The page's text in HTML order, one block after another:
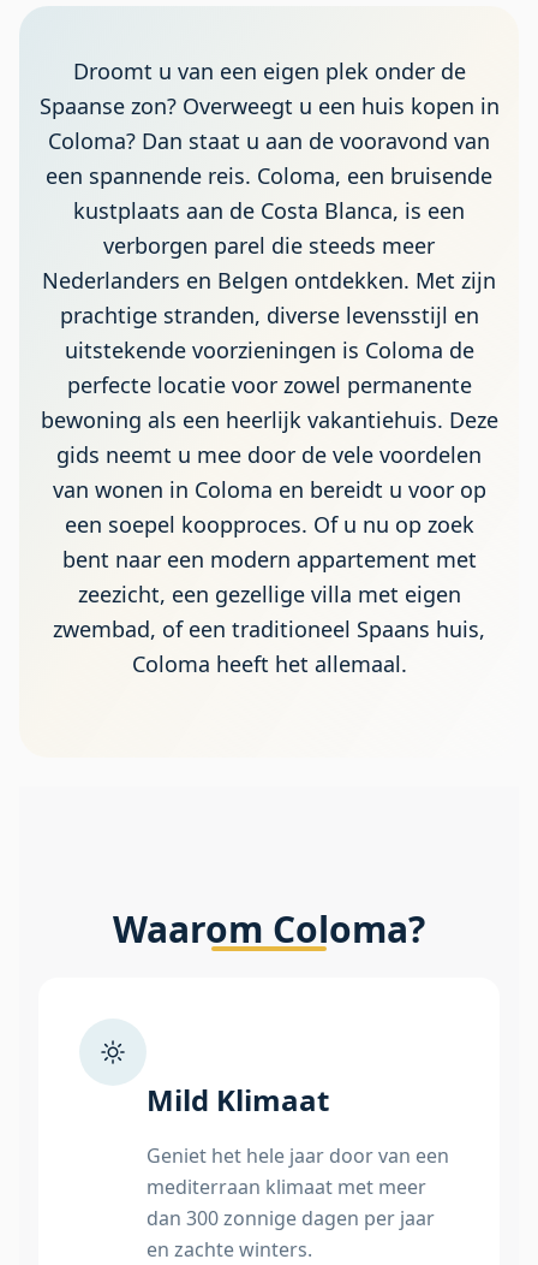
Droomt u van een eigen plek onder de
Spaanse zon? Overweegt u een huis kopen in
Coloma? Dan staat u aan de vooravond van
een spannende reis. Coloma, een bruisende
kustplaats aan de Costa Blanca, is een
verborgen parel die steeds meer
Nederlanders en Belgen ontdekken. Met zijn
prachtige stranden, diverse levensstijl en
uitstekende voorzieningen is Coloma de
perfecte locatie voor zowel permanente
bewoning als een heerlijk vakantiehuis. Deze
gids neemt u mee door de vele voordelen
van wonen in Coloma en bereidt u voor op
een soepel koopproces. Of u nu op zoek
bent naar een modern appartement met
zeezicht, een gezellige villa met eigen
zwembad, of een traditioneel Spaans huis,
Coloma heeft het allemaal.
Waarom Coloma?
Mild Klimaat
Geniet het hele jaar door van een
mediterraan klimaat met meer
dan 300 zonnige dagen per jaar
en zachte winters.